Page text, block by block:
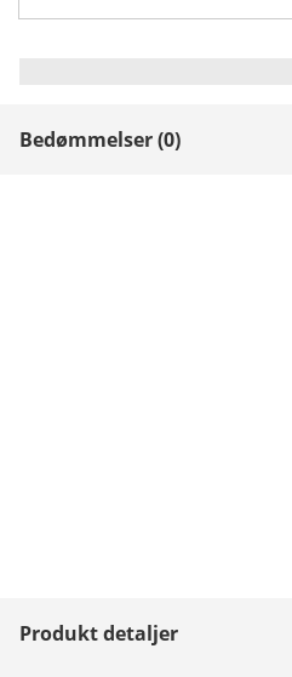
Bedømmelser (0)
Produkt detaljer